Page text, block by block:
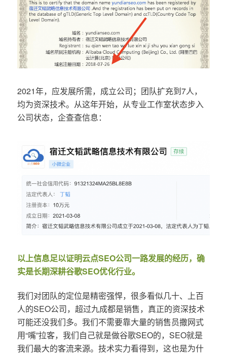
2021年，应发展所需，成立公司；团队扩充到7人，
均为资深技术。从这年开始，从专业工作室状态步入
公司状态，企查查信息：
以上信息足以证明云点SEO公司一路发展的经历，确
实是长期深耕谷歌SEO优化行业。
我们对团队的定位是精密强悍，很多看似几十、上百
人的SEO公司，超过九成都是销售，真正的资深技术
可能还没我们多。我们不需要靠大量的销售员撒网式
用“嘴”拉客，我们自己就是做谷歌SEO的，SEO就是
我们最大的客流来源。技术实力看得到，这也是为什